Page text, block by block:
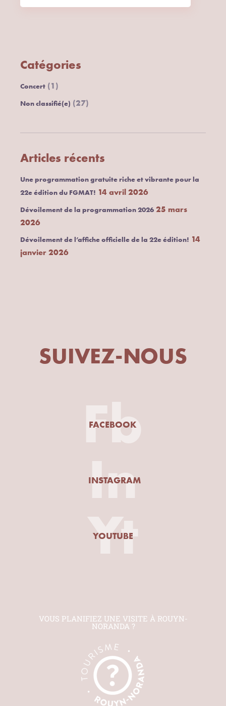
Catégories
Concert (1)
Non classifié(e) (27)
Articles récents
Une programmation gratuite riche et vibrante pour la
22e édition du FGMAT! 14 avril 2026
Dévoilement de la programmation 2026 25 mars
2026
Dévoilement de l’affiche officielle de la 22e édition! 14
janvier 2026
SUIVEZ-NOUS
Fb
FACEBOOK
In
INSTAGRAM
Yt
YOUTUBE
VOUS PLANIFIEZ UNE VISITE À ROUYN-
NORANDA ?